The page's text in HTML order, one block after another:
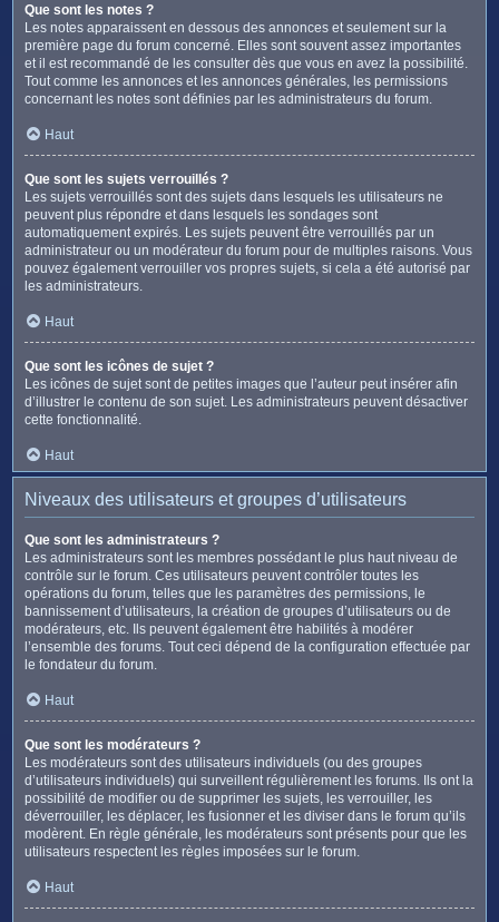
Que sont les notes ?
Les notes apparaissent en dessous des annonces et seulement sur la
première page du forum concerné. Elles sont souvent assez importantes
et il est recommandé de les consulter dès que vous en avez la possibilité.
Tout comme les annonces et les annonces générales, les permissions
concernant les notes sont définies par les administrateurs du forum.
Haut
Que sont les sujets verrouillés ?
Les sujets verrouillés sont des sujets dans lesquels les utilisateurs ne
peuvent plus répondre et dans lesquels les sondages sont
automatiquement expirés. Les sujets peuvent être verrouillés par un
administrateur ou un modérateur du forum pour de multiples raisons. Vous
pouvez également verrouiller vos propres sujets, si cela a été autorisé par
les administrateurs.
Haut
Que sont les icônes de sujet ?
Les icônes de sujet sont de petites images que l’auteur peut insérer afin
d’illustrer le contenu de son sujet. Les administrateurs peuvent désactiver
cette fonctionnalité.
Haut
Niveaux des utilisateurs et groupes d’utilisateurs
Que sont les administrateurs ?
Les administrateurs sont les membres possédant le plus haut niveau de
contrôle sur le forum. Ces utilisateurs peuvent contrôler toutes les
opérations du forum, telles que les paramètres des permissions, le
bannissement d’utilisateurs, la création de groupes d’utilisateurs ou de
modérateurs, etc. Ils peuvent également être habilités à modérer
l’ensemble des forums. Tout ceci dépend de la configuration effectuée par
le fondateur du forum.
Haut
Que sont les modérateurs ?
Les modérateurs sont des utilisateurs individuels (ou des groupes
d’utilisateurs individuels) qui surveillent régulièrement les forums. Ils ont la
possibilité de modifier ou de supprimer les sujets, les verrouiller, les
déverrouiller, les déplacer, les fusionner et les diviser dans le forum qu’ils
modèrent. En règle générale, les modérateurs sont présents pour que les
utilisateurs respectent les règles imposées sur le forum.
Haut